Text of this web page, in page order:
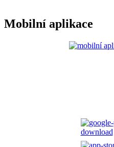
Mobilní aplikace